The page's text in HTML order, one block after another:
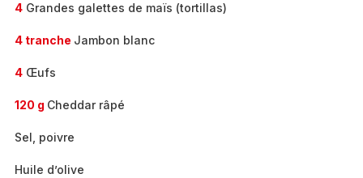
4 Grandes galettes de maïs (tortillas)
4 tranche Jambon blanc
4 Œufs
120 g Cheddar râpé
Sel, poivre
Huile d’olive